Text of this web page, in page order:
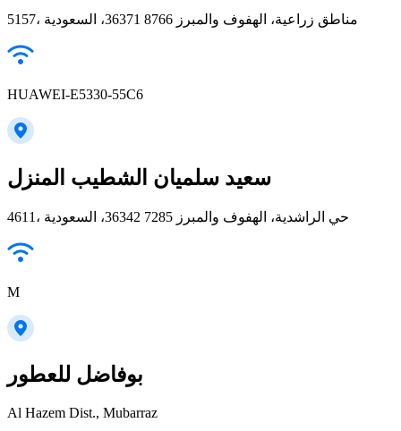
5157، مناطق زراعية، الهفوف والمبرز 36371 8766، السعودية
HUAWEI-E5330-55C6
سعيد سلميان الشطيب المنزل
4611، حي الراشدية، الهفوف والمبرز 36342 7285، السعودية
M
بوفاضل للعطور
Al Hazem Dist., Mubarraz